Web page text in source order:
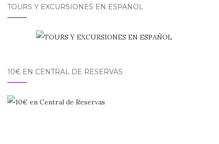
TOURS Y EXCURSIONES EN ESPAÑOL
10€ EN CENTRAL DE RESERVAS